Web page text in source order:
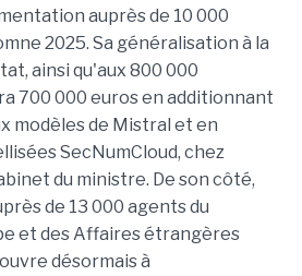
auprès de 10 000
2025. Sa généralisation à la
ainsi qu'aux 800 000
700 000 euros en additionnant
modèles de Mistral et en
SecNumCloud, chez
du ministre. De son côté,
de 13 000 agents du
et des Affaires étrangères
désormais à